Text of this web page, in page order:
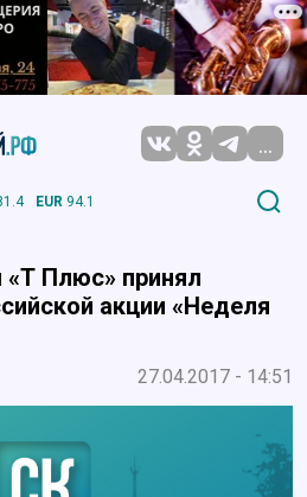
...
EUR 94.1
«Т Плюс» принял
акции «Неделя
27.04.2017 - 14:51